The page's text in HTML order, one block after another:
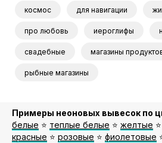
космос для навигации
про любовь иероглифы
свадебные магазины
рыбные магазины
Примеры неоновых вывесок по
белые ⭐️ теплые белые ⭐️ желтые ⭐️
красные ⭐️ розовые ⭐️ фиолетовые